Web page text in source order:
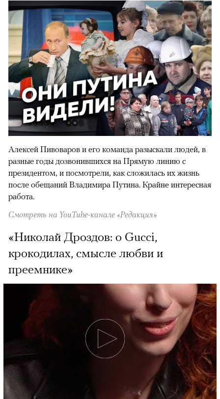
Алексей Пивоваров и его команда разыскали людей, в
разные годы дозвонившихся на Прямую линию с
президентом, и посмотрели, как сложилась их жизнь
после обещаний Владимира Путина. Крайне интересная
работа.
Смотреть на YouTube-канале «Редакция»
«Николай Дроздов: о Gucci,
крокодилах, смысле любви и
преемнике»